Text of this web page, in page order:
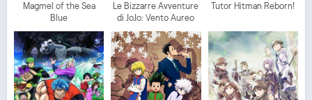
Magmel of the Sea
Blue
Le Bizzarre Avventure
di JoJo: Vento Aureo
Tutor Hitman Reborn!